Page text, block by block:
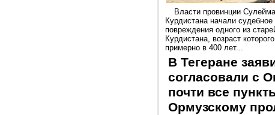
Власти провинции
Курдистана начали
повреждения одного из
Курдистана, возраст
примерно в 400 лет...
В Тегеране
согласовали с
почти все
Ормузскому